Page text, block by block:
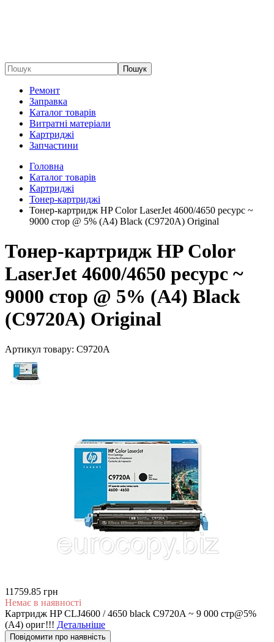
Пошук
Ремонт
Заправка
Каталог товарів
Витратні матеріали
Картриджі
Запчастини
Головна
Каталог товарів
Картриджі
Тонер-картриджі
Тонер-картридж HP Color LaserJet 4600/4650 ресурс ~
9000 стор @ 5% (A4) Black (C9720A) Original
Тонер-картридж HP Color
LaserJet 4600/4650 ресурс ~
9000 стор @ 5% (A4) Black
(C9720A) Original
Артикул товару: C9720A
11759.85 грн
Немає в наявності
Картридж HP CLJ4600 / 4650 black C9720A ~ 9 000 стр@5%
(A4) ориг!!! Детальніше
Повідомити про наявність